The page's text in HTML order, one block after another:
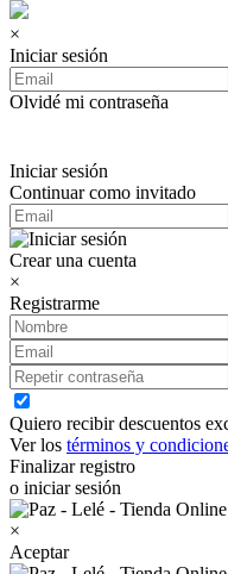
×
Iniciar sesión
Olvidé mi contraseña
Iniciar sesión
Continuar como invitado
Crear una cuenta
×
Registrarme
Quiero recibir descuentos
Ver los términos y
Finalizar registro
o iniciar sesión
×
Aceptar